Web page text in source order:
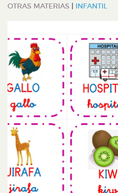
OTRAS MATERIAS | INFANTIL